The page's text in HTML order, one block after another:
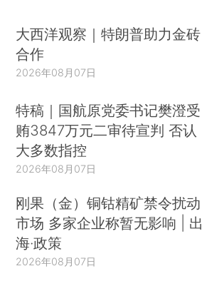
大西洋观察｜特朗普助力金砖
合作
2026年08月07日
特稿｜国航原党委书记樊澄受
贿3847万元二审待宣判 否认
大多数指控
2026年08月07日
刚果（金）铜钴精矿禁令扰动
市场 多家企业称暂无影响 | 出
海·政策
2026年08月07日